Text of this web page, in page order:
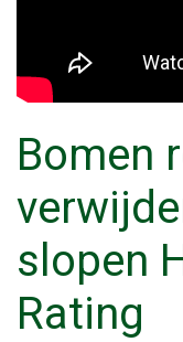
Bomen
slopen
Rating